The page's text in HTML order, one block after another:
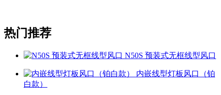
热门推荐
N50S 预装式无框线型风口
内嵌线型灯板风口（铂
白款）